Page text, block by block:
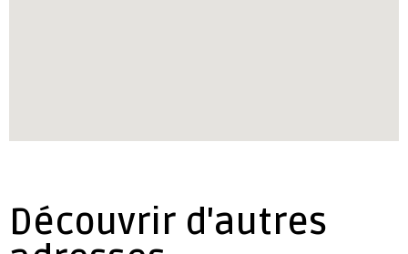
Découvrir d'autres